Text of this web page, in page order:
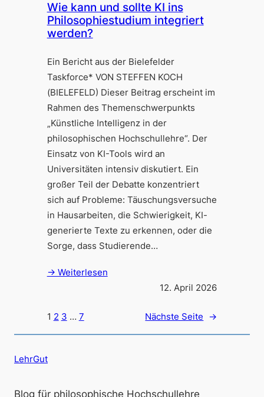
Wie kann und sollte KI ins
Philosophiestudium integriert
werden?
Ein Bericht aus der Bielefelder
Taskforce* VON STEFFEN KOCH
(BIELEFELD) Dieser Beitrag erscheint im
Rahmen des Themenschwerpunkts
„Künstliche Intelligenz in der
philosophischen Hochschullehre“. Der
Einsatz von KI-Tools wird an
Universitäten intensiv diskutiert. Ein
großer Teil der Debatte konzentriert
sich auf Probleme: Täuschungsversuche
in Hausarbeiten, die Schwierigkeit, KI-
generierte Texte zu erkennen, oder die
Sorge, dass Studierende…
→ Weiterlesen
12. April 2026
1 2 3 … 7 Nächste Seite →
LehrGut
Blog für philosophische Hochschullehre